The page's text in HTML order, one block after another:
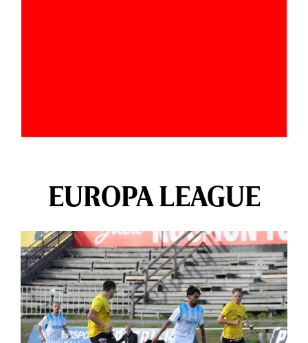
EUROPA LEAGUE